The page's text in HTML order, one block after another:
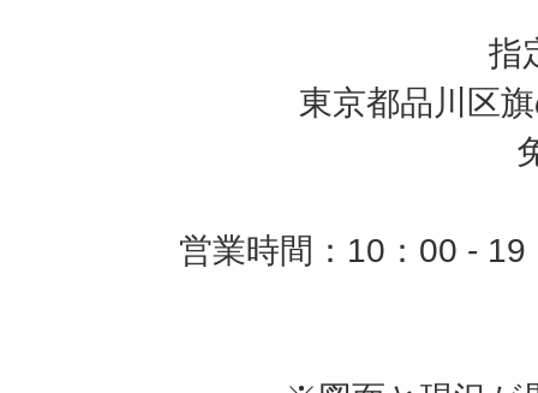
指
東京都品川区
営業時間：10：00 -